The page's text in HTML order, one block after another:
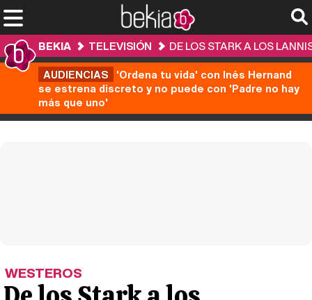
BEKIA TELEVISIÓN
DE LOS STARK A LOS
AUDIENCIAS 'Ordena tu vida' con Inés Hernand
se estrena discreto y no puede con 'Padre no hay
más que uno'
WESTEROS